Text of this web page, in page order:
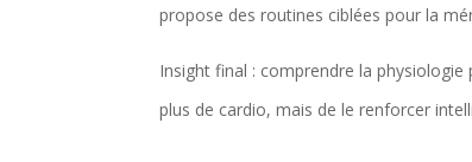
propose des routines ciblées pour la
Insight final : comprendre la
plus de cardio, mais de le renforcer